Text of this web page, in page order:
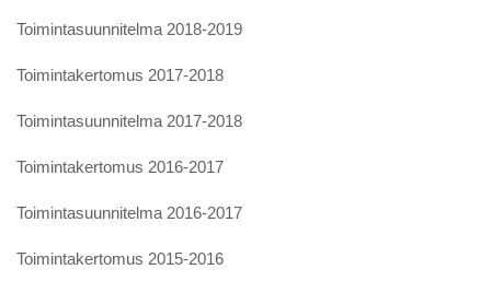
Toimintasuunnitelma 2018-2019
Toimintakertomus 2017-2018
Toimintasuunnitelma 2017-2018
Toimintakertomus 2016-2017
Toimintasuunnitelma 2016-2017
Toimintakertomus 2015-2016